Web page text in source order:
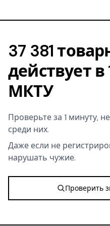
37 381
действует в
МКТУ
Проверьте за 1 минуту,
среди них.
Даже если не
нарушать чужие.
Проверить